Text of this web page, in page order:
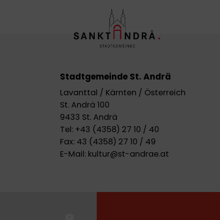
Stadtgemeinde St. Andrä
Lavanttal / Kärnten / Österreich
St. Andrä 100
9433 St. Andrä
Tel: +43 (4358) 27 10 / 40
Fax: 43 (4358) 27 10 / 49
E-Mail: kultur@st-andrae.at